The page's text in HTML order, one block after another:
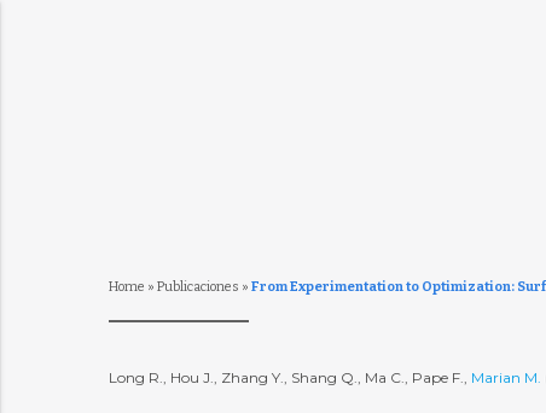
Home » Publicaciones » From Experimentation to Optimization:
Long R., Hou J., Zhang Y., Shang Q., Ma C., Pape F., Marian M.